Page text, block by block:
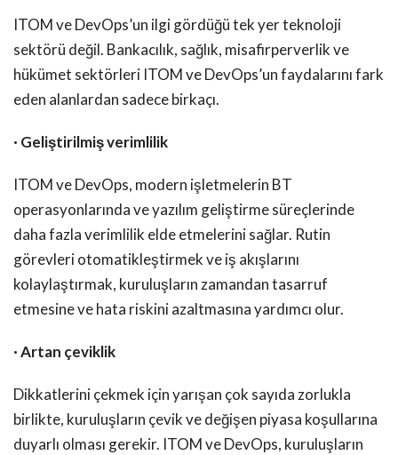
ITOM ve DevOps’un ilgi gördüğü tek yer teknoloji
sektörü değil. Bankacılık, sağlık, misafirperverlik ve
hükümet sektörleri ITOM ve DevOps’un faydalarını fark
eden alanlardan sadece birkaçı.
· Geliştirilmiş verimlilik
ITOM ve DevOps, modern işletmelerin BT
operasyonlarında ve yazılım geliştirme süreçlerinde
daha fazla verimlilik elde etmelerini sağlar. Rutin
görevleri otomatikleştirmek ve iş akışlarını
kolaylaştırmak, kuruluşların zamandan tasarruf
etmesine ve hata riskini azaltmasına yardımcı olur.
· Artan çeviklik
Dikkatlerini çekmek için yarışan çok sayıda zorlukla
birlikte, kuruluşların çevik ve değişen piyasa koşullarına
duyarlı olması gerekir. ITOM ve DevOps, kuruluşların